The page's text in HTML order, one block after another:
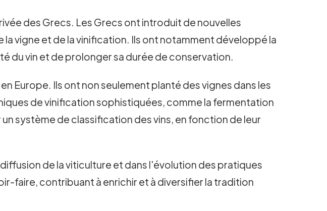
des Grecs. Les Grecs ont introduit de nouvelles
vigne et de la vinification. Ils ont notamment développé la
du vin et de prolonger sa durée de conservation.
Europe. Ils ont non seulement planté des vignes dans les
de vinification sophistiquées, comme la fermentation
système de classification des vins, en fonction de leur
de la viticulture et dans l'évolution des pratiques
faire, contribuant à enrichir et à diversifier la tradition